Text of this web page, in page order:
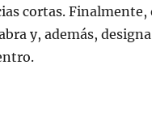
cortas. Finalmente,
y, además,